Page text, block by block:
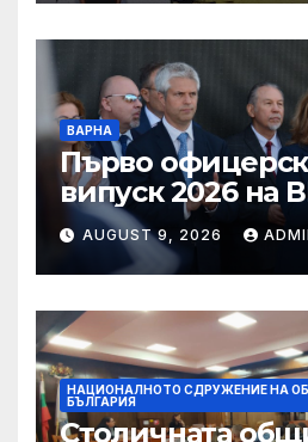
ВАРНА
Първо
випуск 2026 на
Вапцаров“
AUGUST 9, 2026
НАЦИОНАЛНОТО СДРУЖЕНИЕ НА
БЪЛГАРИЯ
Столичната